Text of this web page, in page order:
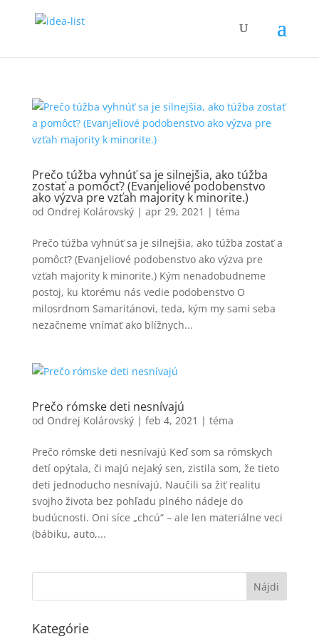
Prečo túžba vyhnúť sa je silnejšia, ako túžba
zostať a pomôcť? (Evanjeliové podobenstvo
ako výzva pre vzťah majority k minorite.)
od Ondrej Kolárovský| apr 29, 2021 | téma
Prečo túžba vyhnúť sa je silnejšia, ako túžba zostať a
pomôcť? (Evanjeliové podobenstvo ako výzva pre
vzťah majority k minorite.) Kým nenadobudneme
postoj, ku ktorému nás vedie podobenstvo O
milosrdnom Samaritánovi, teda, kým my sami seba
nezačneme vnímať ako blížnych...
Prečo rómske deti nesnívajú
od Ondrej Kolárovský| feb 4, 2021 | téma
Prečo rómske deti nesnívajú Keď som sa rómskych
detí opýtala, či majú nejaký sen, zistila som, že tieto
deti jednoducho nesnívajú. Naučili sa žiť realitu
svojho života bez pohľadu plného nádeje do
budúcnosti. Oni síce „chcú“ – ale len materiálne veci
(bábiku, auto,...
Kategórie